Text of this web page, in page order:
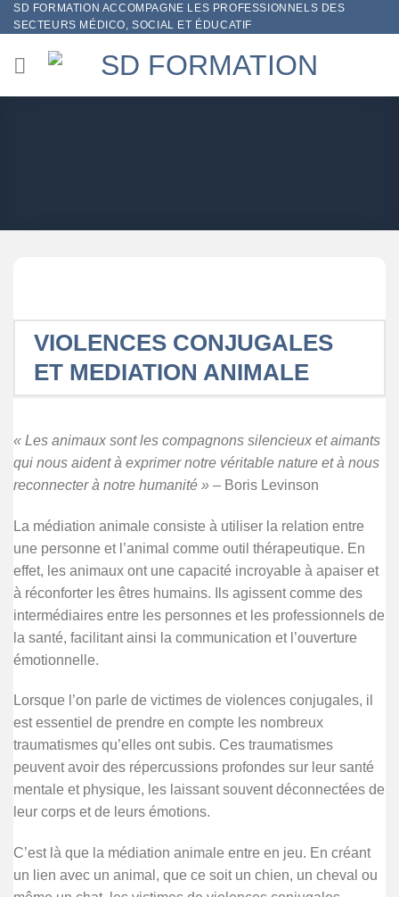
Passer
au
contenu
SD FORMATION ACCOMPAGNE LES PROFESSIONNELS DES
SECTEURS MÉDICO, SOCIAL ET ÉDUCATIF
VIOLENCES CONJUGALES
ET MEDIATION ANIMALE
« Les animaux sont les compagnons silencieux et aimants
qui nous aident à exprimer notre véritable nature et à nous
reconnecter à notre humanité » – Boris Levinson
La médiation animale consiste à utiliser la relation entre
une personne et l’animal comme outil thérapeutique. En
effet, les animaux ont une capacité incroyable à apaiser et
à réconforter les êtres humains. Ils agissent comme des
intermédiaires entre les personnes et les professionnels de
la santé, facilitant ainsi la communication et l’ouverture
émotionnelle.
Lorsque l’on parle de victimes de violences conjugales, il
est essentiel de prendre en compte les nombreux
traumatismes qu’elles ont subis. Ces traumatismes
peuvent avoir des répercussions profondes sur leur santé
mentale et physique, les laissant souvent déconnectées de
leur corps et de leurs émotions.
C’est là que la médiation animale entre en jeu. En créant
un lien avec un animal, que ce soit un chien, un cheval ou